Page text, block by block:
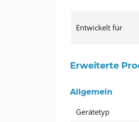
Entwickelt für
Erweiterte
Allgemein
Gerätetyp